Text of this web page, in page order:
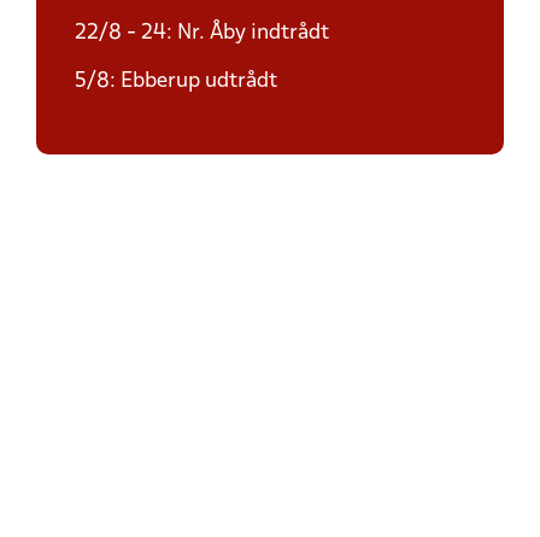
22/8 - 24: Nr. Åby indtrådt
5/8: Ebberup udtrådt